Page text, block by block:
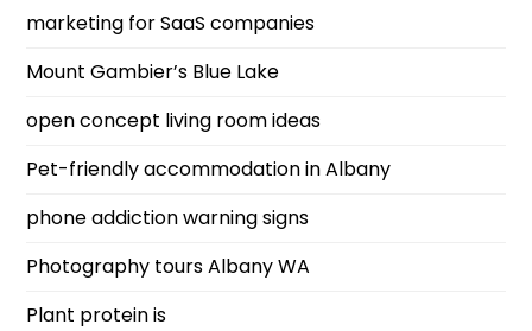
marketing for SaaS companies
Mount Gambier’s Blue Lake
open concept living room ideas
Pet-friendly accommodation in Albany
phone addiction warning signs
Photography tours Albany WA
Plant protein is